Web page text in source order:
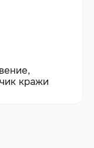
кражи